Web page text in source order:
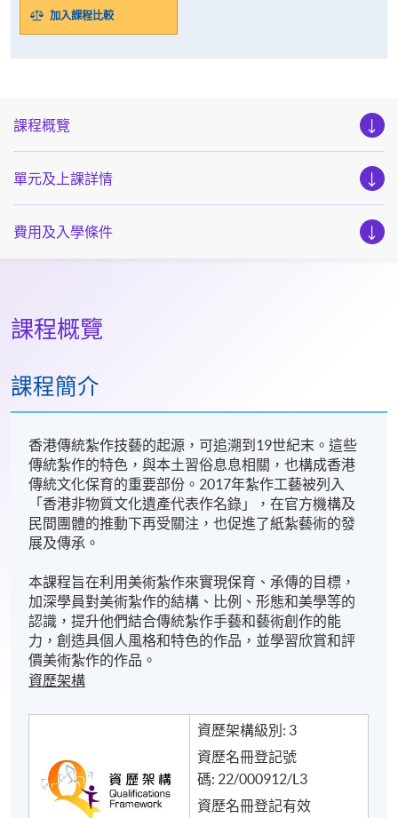
加入課程比較
課程概覽
單元及上課詳情
費用及入學條件
課程概覽
課程簡介
香港傳統紮作技藝的起源，可追溯到19世紀末。這些
傳統紮作的特色，與本土習俗息息相關，也構成香港
傳統文化保育的重要部份。2017年紮作工藝被列入
「香港非物質文化遺產代表作名錄」，在官方機構及
民間團體的推動下再受關注，也促進了紙紮藝術的發
展及傳承。
本課程旨在利用美術紮作來實現保育、承傳的目標，
加深學員對美術紮作的結構、比例、形態和美學等的
認識，提升他們結合傳統紮作手藝和藝術創作的能
力，創造具個人風格和特色的作品，並學習欣賞和評
價美術紮作的作品。
資歷架構
資歷架構級別: 3
資歷名冊登記號
碼: 22/000912/L3
資歷名冊登記有效